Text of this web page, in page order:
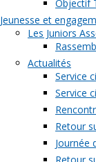
Objectif
Jeunesse et
Les Juniors
Actualités
Service
Service
Retour
Journée